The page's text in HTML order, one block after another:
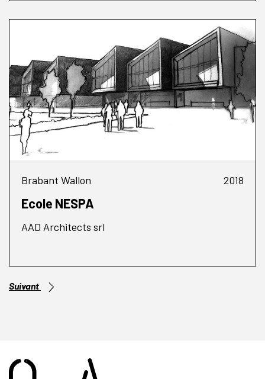
Brabant Wallon 2018
Ecole NESPA
AAD Architects srl
Suivant